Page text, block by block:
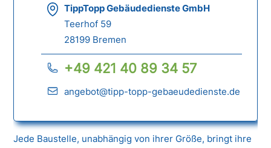
TippTopp Gebäudedienste GmbH
Teerhof 59
28199 Bremen
+49 421 40 89 34 57
angebot@tipp-topp-gebaeudedienste.de
Jede Baustelle, unabhängig von ihrer Größe, bringt ihre